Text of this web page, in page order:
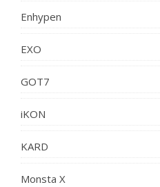
Enhypen
EXO
GOT7
iKON
KARD
Monsta X